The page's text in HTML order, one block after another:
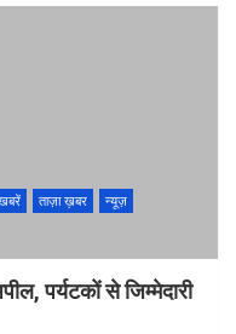
ताज़ा ख़बर
न्यूज़
पर्यटकों से जिम्मेदारी